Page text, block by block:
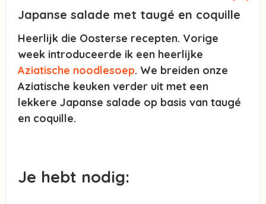
Japanse salade met taugé en coquille
Heerlijk die Oosterse recepten. Vorige
week introduceerde ik een heerlijke
Aziatische noodlesoep. We breiden onze
Aziatische keuken verder uit met een
lekkere Japanse salade op basis van taugé
en coquille.
Je hebt nodig: